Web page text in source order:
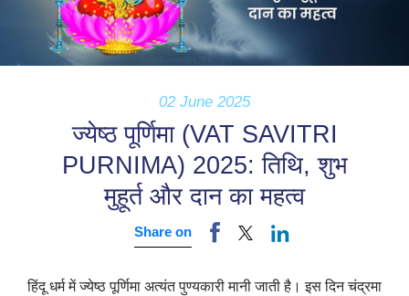
02 June 2025
ज्‍येष्‍ठ पूर्णिमा (VAT SAVITRI
PURNIMA) 2025: तिथि, शुभ
मुहूर्त और दान का महत्‍व
Share on
हिंदू धर्म में ज्‍येष्‍ठ पूर्णिमा अत्यंत पुण्यकारी मानी जाती है। इस दिन चंद्रमा